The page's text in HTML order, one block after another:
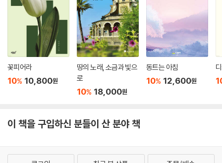
고향에 보내는 편지에는 그냥
잘 지낸다고 쓴다
_「근황」 전문
떠나보내는 이들이 점점 많아지고, 시인은 자신이 선 자리를, 자신의 쓸모
를 돌아본다. “또 벌레가 되더라도 책벌레는 되고 싶지 않”으며, “무당벌
레나 자벌레만 되어도 당신을 위해/ 할 일이 있을 것 같”다고(「다음번에
는」). 모종의 허허로움을 품은 시인에게 지난 시간들은 어떤 의미가 되었을
않을 수 없다.
꽃피어라
10% 10,800원
땅의 노래, 소금과 빛으
로
10% 18,000원
동트는 아침
10% 12,600원
이 책을 구입하신 분들이 산 분야 책